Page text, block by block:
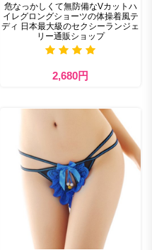
危なっかしくて無防備なVカットハ
イレグロングショーツの体操着風テ
ディ 日本最大級のセクシーランジェ
リー通販ショップ
2,680円